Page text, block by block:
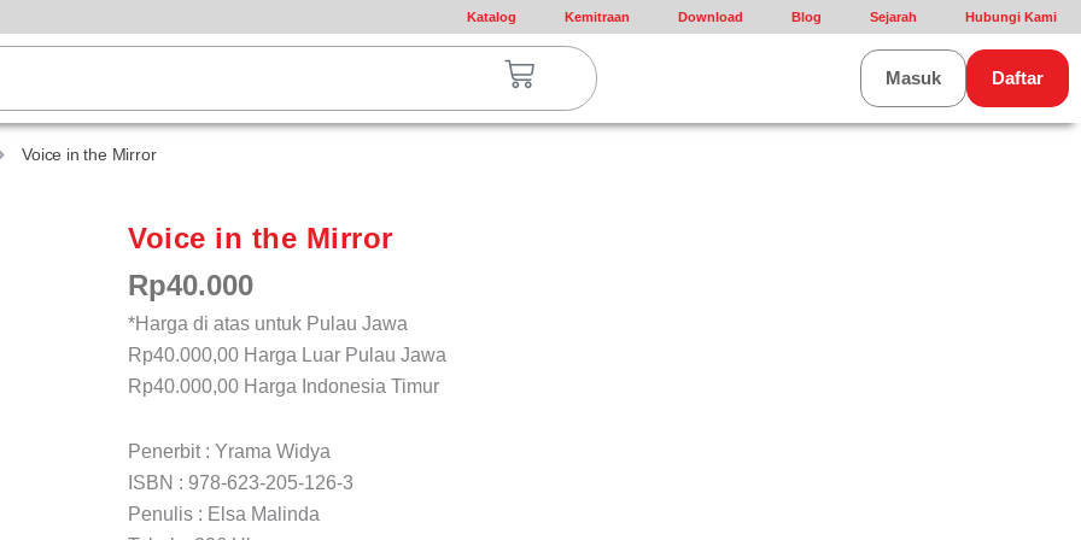
Katalog Kemitraan Download Blog Sejarah Hubungi Kami
Cart Daftar
Masuk
Voice in the Mirror
Voice in the Mirror
Rp40.000
*Harga di atas untuk Pulau Jawa
Rp40.000,00 Harga Luar Pulau Jawa
Rp40.000,00 Harga Indonesia Timur
Penerbit : Yrama Widya
ISBN : 978-623-205-126-3
Penulis : Elsa Malinda